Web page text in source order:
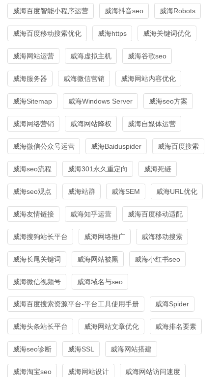
威海百度智能小程序运营 威海抖音seo 威海Robots
威海百度移动搜索优化 威海https 威海关键词优化
威海网站运营 威海虚拟主机 威海谷歌seo
威海服务器 威海微信营销 威海网站内容优化
威海Sitemap 威海Windows Server 威海seo方案
威海网络营销 威海网站降权 威海自媒体运营
威海微信公众号运营 威海Baiduspider 威海百度搜索
威海seo流程 威海301永久重定向 威海死链
威海seo观点 威海站群 威海SEM 威海URL优化
威海友情链接 威海知乎运营 威海百度移动适配
威海搜狗站长平台 威海网络推广 威海移动搜索
威海长尾关键词 威海网站被黑 威海小红书seo
威海微信视频号 威海域名与seo
威海百度搜索资源平台-平台工具使用手册 威海Spider
威海头条站长平台 威海网站文章优化 威海排名要素
威海seo诊断 威海SSL 威海网站搭建
威海淘宝seo 威海网站设计 威海网站访问速度